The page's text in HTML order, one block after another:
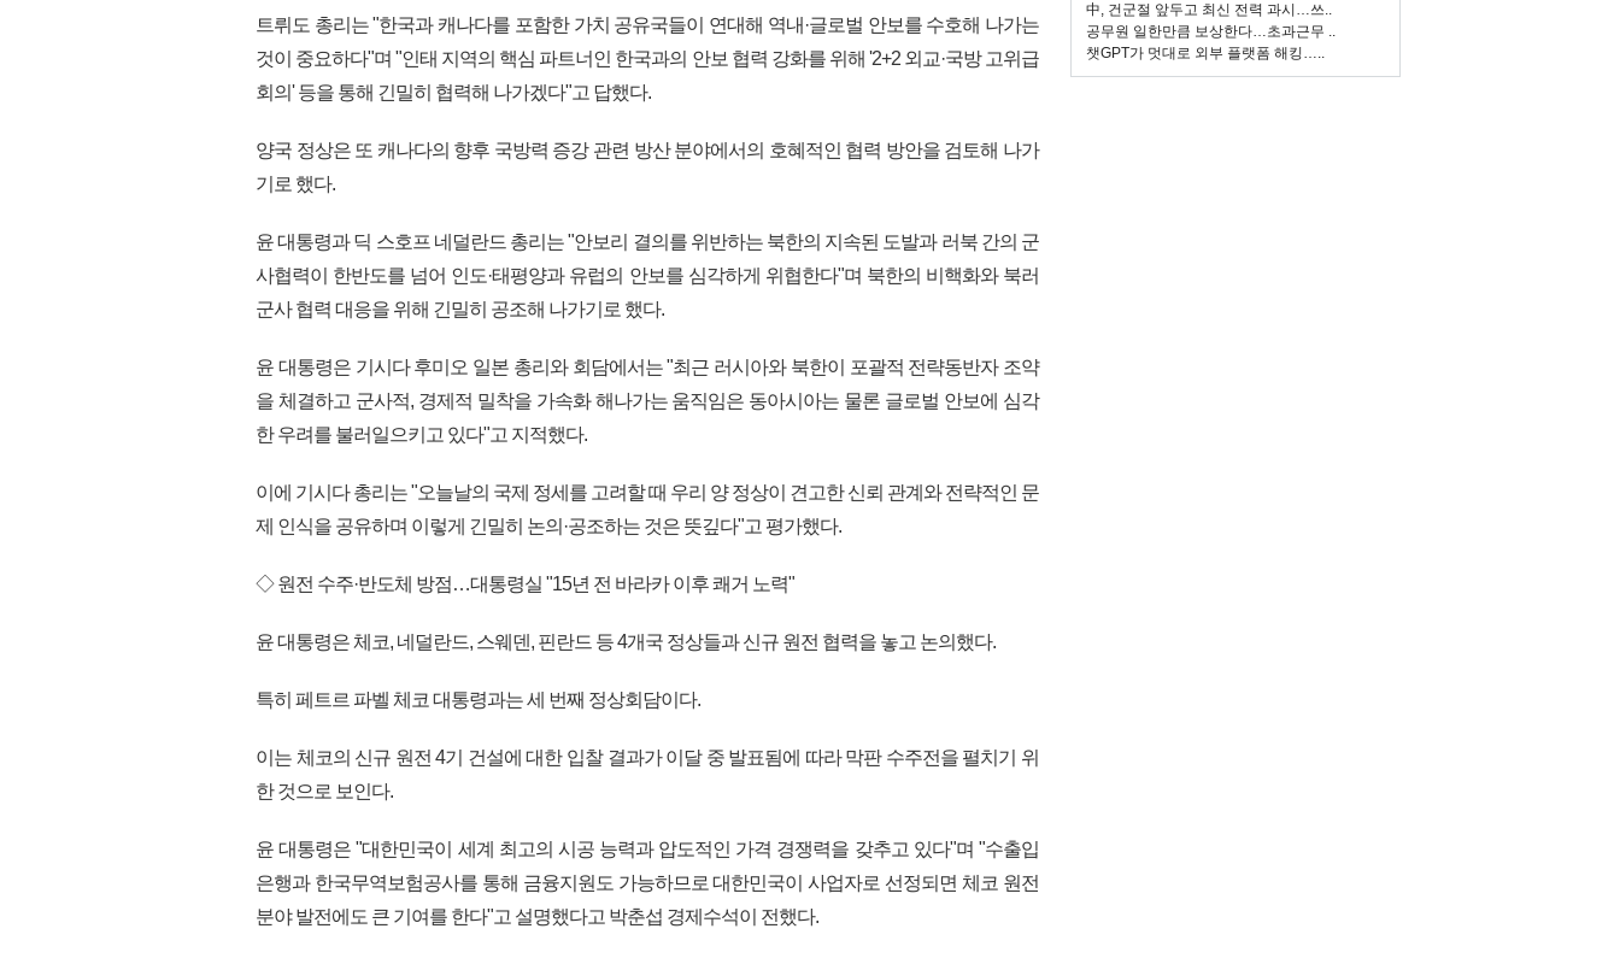
트뤼도 총리는 "한국과 캐나다를 포함한 가치 공유국들이 연대해 역내·글로벌 안보를 수호해 나가는
것이 중요하다"며 "인태 지역의 핵심 파트너인 한국과의 안보 협력 강화를 위해 '2+2 외교·국방 고위급
회의' 등을 통해 긴밀히 협력해 나가겠다"고 답했다.
양국 정상은 또 캐나다의 향후 국방력 증강 관련 방산 분야에서의 호혜적인 협력 방안을 검토해 나가
기로 했다.
윤 대통령과 딕 스호프 네덜란드 총리는 "안보리 결의를 위반하는 북한의 지속된 도발과 러북 간의 군
사협력이 한반도를 넘어 인도·태평양과 유럽의 안보를 심각하게 위협한다"며 북한의 비핵화와 북러
군사 협력 대응을 위해 긴밀히 공조해 나가기로 했다.
윤 대통령은 기시다 후미오 일본 총리와 회담에서는 "최근 러시아와 북한이 포괄적 전략동반자 조약
을 체결하고 군사적, 경제적 밀착을 가속화 해나가는 움직임은 동아시아는 물론 글로벌 안보에 심각
한 우려를 불러일으키고 있다"고 지적했다.
이에 기시다 총리는 "오늘날의 국제 정세를 고려할 때 우리 양 정상이 견고한 신뢰 관계와 전략적인 문
제 인식을 공유하며 이렇게 긴밀히 논의·공조하는 것은 뜻깊다"고 평가했다.
◇ 원전 수주·반도체 방점…대통령실 "15년 전 바라카 이후 쾌거 노력"
윤 대통령은 체코, 네덜란드, 스웨덴, 핀란드 등 4개국 정상들과 신규 원전 협력을 놓고 논의했다.
특히 페트르 파벨 체코 대통령과는 세 번째 정상회담이다.
이는 체코의 신규 원전 4기 건설에 대한 입찰 결과가 이달 중 발표됨에 따라 막판 수주전을 펼치기 위
한 것으로 보인다.
윤 대통령은 "대한민국이 세계 최고의 시공 능력과 압도적인 가격 경쟁력을 갖추고 있다"며 "수출입
은행과 한국무역보험공사를 통해 금융지원도 가능하므로 대한민국이 사업자로 선정되면 체코 원전
분야 발전에도 큰 기여를 한다"고 설명했다고 박춘섭 경제수석이 전했다.
中, 건군절 앞두고 최신 전력 과시…쓰..
공무원 일한만큼 보상한다…초과근무 ..
챗GPT가 멋대로 외부 플랫폼 해킹…..